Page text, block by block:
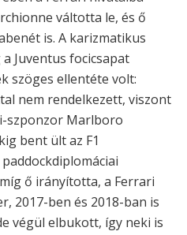
váltotta le, és ő
is. A karizmatikus
Juventus focicsapat
szöges ellentéte volt:
nem rendelkezett, viszont
szponzor Marlboro
bent ült az F1
ő irányította, a Ferrari
2017-ben és 2018-ban is
végül elbukott, így neki is